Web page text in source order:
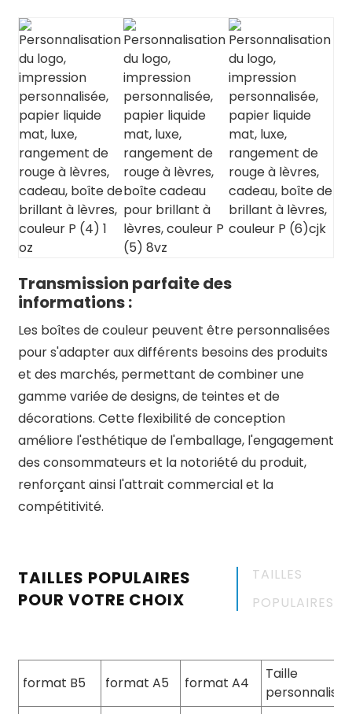
Transmission parfaite des
informations :
Les boîtes de couleur peuvent être personnalisées
pour s'adapter aux différents besoins des produits
et des marchés, permettant de combiner une
gamme variée de designs, de teintes et de
décorations. Cette flexibilité de conception
améliore l'esthétique de l'emballage, l'engagement
des consommateurs et la notoriété du produit,
renforçant ainsi l'attrait commercial et la
compétitivité.
TAILLES POPULAIRES
POUR VOTRE CHOIX
TAILLES
POPULAIRES
format B5 format A5 format A4
Taille
personnalisée